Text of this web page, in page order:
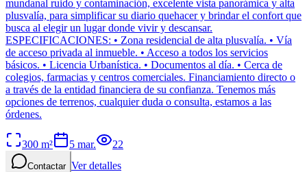
mundanal ruido y contaminación, excelente vista panorámica y alta
plusvalía, para simplificar su diario quehacer y brindar el confort que
busca al elegir un lugar donde vivir y descansar.
ESPECIFICACIONES: • Zona residencial de alta plusvalía. • Vía
de acceso privada al inmueble. • Acceso a todos los servicios
básicos. • Licencia Urbanística. • Documentos al día. • Cerca de
colegios, farmacias y centros comerciales. Financiamiento directo o
a través de la entidad financiera de su confianza. Tenemos más
opciones de terrenos, cualquier duda o consulta, estamos a las
órdenes.
300 m² 5 mar. 22
Contactar Ver detalles